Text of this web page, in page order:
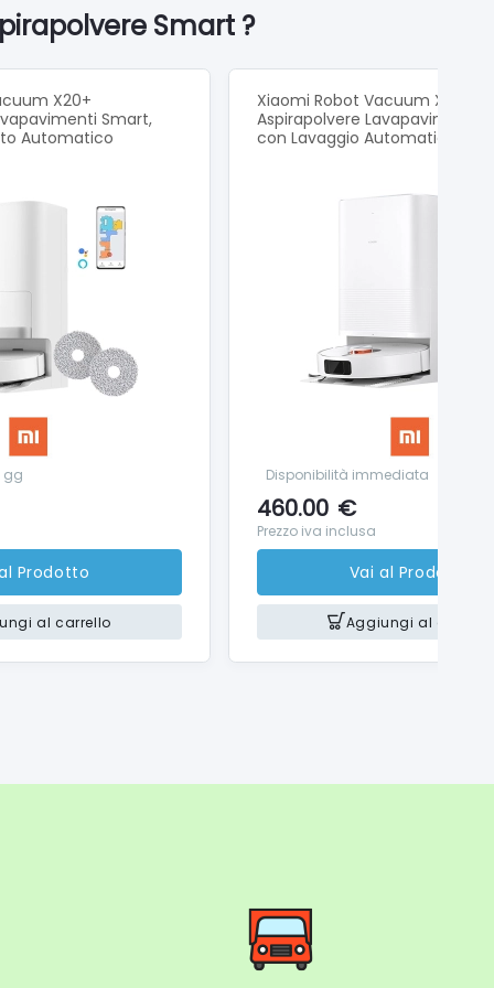
Smart ?
X20+
Smart,
Automatico
gg
Prodotto
al carrello
Xiaomi Robot Vacuum X20 Pro
Aspirapolvere Lavapavimenti
con Lavaggio Automatico
Disponibilità immediata
460.00 €
Prezzo iva inclusa
Vai al Prodotto
Aggiungi al carrello